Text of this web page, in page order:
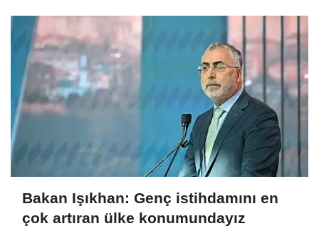
Bakan Işıkhan: Genç istihdamını en
çok artıran ülke konumundayız